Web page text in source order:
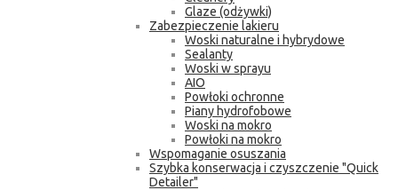
Glaze (odżywki)
Zabezpieczenie lakieru
Woski naturalne i hybrydowe
Sealanty
Woski w sprayu
AIO
Powłoki ochronne
Piany hydrofobowe
Woski na mokro
Powłoki na mokro
Wspomaganie osuszania
Szybka konserwacja i czyszczenie "Quick
Detailer"